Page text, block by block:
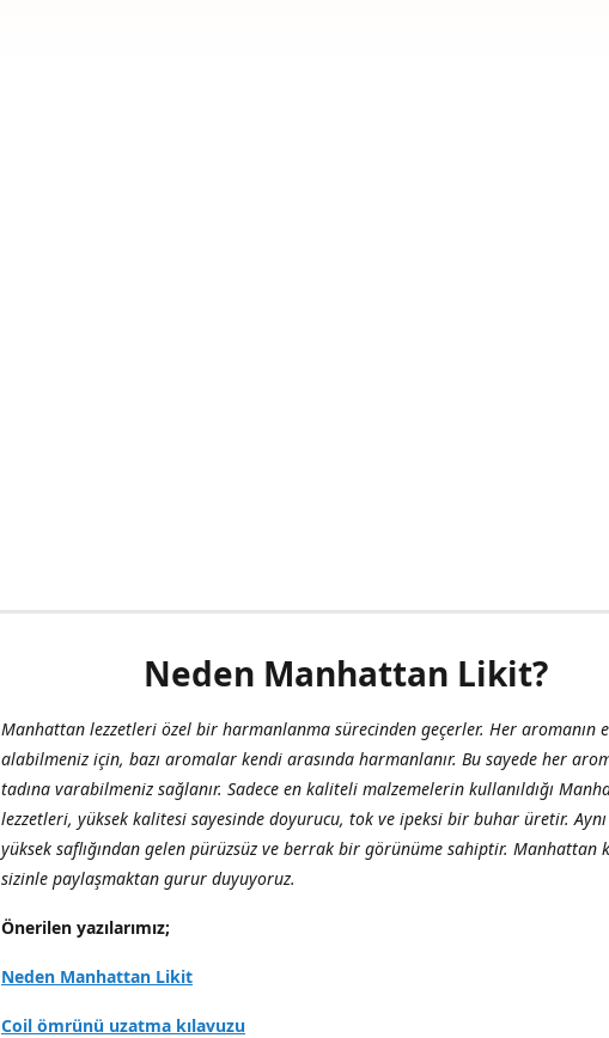
Neden Manhattan Likit?
Manhattan lezzetleri özel bir harmanlanma sürecinden geçerler. Her aromanın
alabilmeniz için, bazı aromalar kendi arasında harmanlanır. Bu sayede her
tadına varabilmeniz sağlanır. Sadece en kaliteli malzemelerin kullanıldığı
lezzetleri, yüksek kalitesi sayesinde doyurucu, tok ve ipeksi bir buhar üretir.
yüksek saflığından gelen pürüzsüz ve berrak bir görünüme sahiptir. Manhattan
sizinle paylaşmaktan gurur duyuyoruz.
Önerilen yazılarımız;
Neden Manhattan Likit
Coil ömrünü uzatma kılavuzu